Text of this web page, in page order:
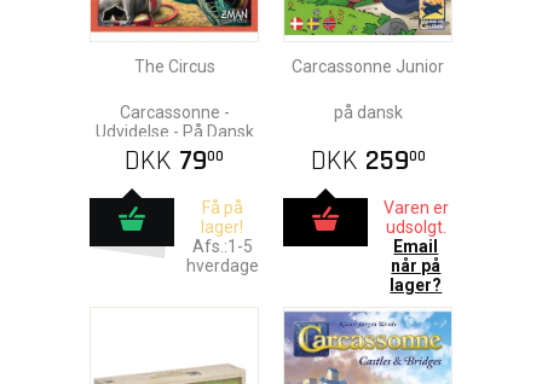
The Circus
Carcassonne -
Udvidelse - På Dansk
DKK 7900
Få på
lager!
Afs.:1-5
hverdage
Carcassonne Junior
på dansk
DKK 25900
Varen er
udsolgt.
Email
når på
lager?